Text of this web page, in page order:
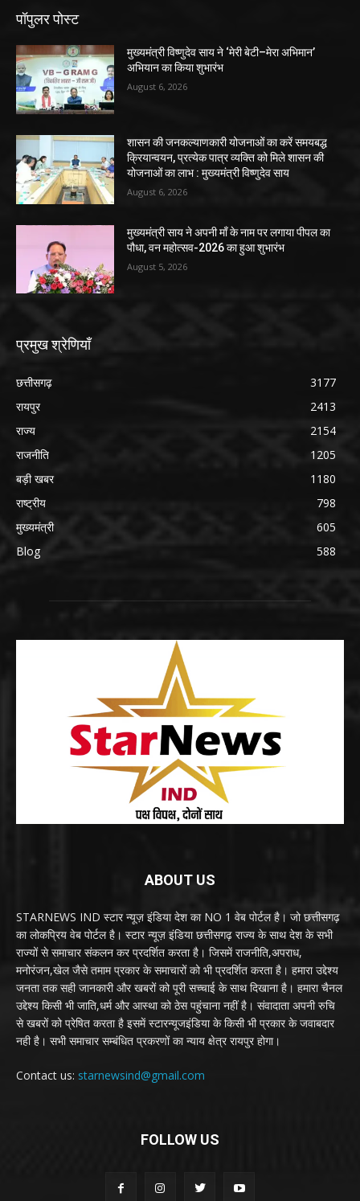
पॉपुलर पोस्ट
मुख्यमंत्री विष्णुदेव साय ने ‘मेरी बेटी–मेरा अभिमान’
अभियान का किया शुभारंभ
August 6, 2026
शासन की जनकल्याणकारी योजनाओं का करें समयबद्ध
क्रियान्वयन, प्रत्येक पात्र व्यक्ति को मिले शासन की
योजनाओं का लाभ : मुख्यमंत्री विष्णुदेव साय
August 6, 2026
मुख्यमंत्री साय ने अपनी माँ के नाम पर लगाया पीपल का
पौधा, वन महोत्सव-2026 का हुआ शुभारंभ
August 5, 2026
प्रमुख श्रेणियाँ
छत्तीसगढ़
3177
रायपुर
2413
राज्य
2154
राजनीति
1205
बड़ी खबर
1180
राष्ट्रीय
798
मुख्यमंत्री
605
Blog
588
ABOUT US
STARNEWS IND स्टार न्यूज़ इंडिया देश का NO 1 वेब पोर्टल है। जो छत्तीसगढ़
का लोकप्रिय वेब पोर्टल है। स्टार न्यूज़ इंडिया छत्तीसगढ़ राज्य के साथ देश के सभी
राज्यों से समाचार संकलन कर प्रदर्शित करता है। जिसमें राजनीति,अपराध,
मनोरंजन,खेल जैसे तमाम प्रकार के समाचारों को भी प्रदर्शित करता है। हमारा उद्देश्य
जनता तक सही जानकारी और खबरों को पूरी सच्चाई के साथ दिखाना है। हमारा चैनल
उद्देश्य किसी भी जाति,धर्म और आस्था को ठेस पहुंचाना नहीं है। संवादाता अपनी रुचि
से खबरों को प्रेषित करता है इसमें स्टारन्यूजइंडिया के किसी भी प्रकार के जवाबदार
नही है। सभी समाचार सम्बंधित प्रकरणों का न्याय क्षेत्र रायपुर होगा।
Contact us: starnewsind@gmail.com
FOLLOW US